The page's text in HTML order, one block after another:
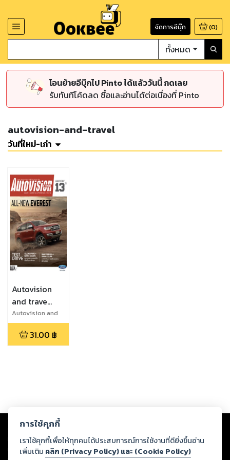
จัดการอีบุ๊ก (0)
ทั้งหมด
โอนย้ายอีบุ๊กไป Pinto ได้แล้ววันนี้ กดเลย
รับทันทีโค้ดลด ซื้อและอ่านได้ต่อเนื่องที่ Pinto
autovision-and-travel
วันที่ใหม่-เก่า
Autovision
and trave
Vol.156l
September
2015
Autovision and
travel
31.00 ฿
Copyright © 2026
ต่อผลงานหรือเนื้อหาใดที่อัปโหลดผ่านเว็บไซต์และปรากฏว่าละเมิดสิทธิใน
ทรัพย์สินทางปัญญาของบุคคลอื่นหรือขัดต่อกฎหมายและศีลธรรม ดังนั้น ผู้อ่าน
ทุกท่านโปรดใช้วิจารณญาณในการกลั่นกรองด้วยตนเอง และหากท่านพบว่าส่วน
การใช้คุกกี้
เราใช้คุกกี้เพื่อให้ทุกคนได้ประสบการณ์การใช้งานที่ดียิ่งขึ้นอ่าน
เพิ่มเติม คลิก (Privacy Policy) และ (Cookie Policy)